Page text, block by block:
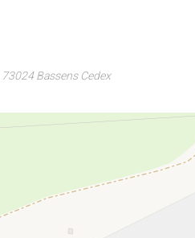
73024 Bassens Cedex